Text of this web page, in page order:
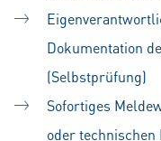
Dokumentation
(Selbstprüfung)
Sofortiges
oder technischen